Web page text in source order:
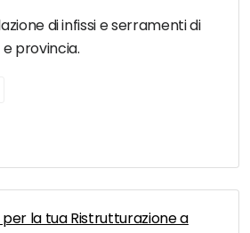
di infissi e serramenti di
provincia.
per la tua Ristrutturazione a